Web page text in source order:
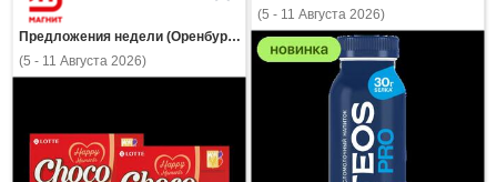
(5 - 11 Августа 2026)
Предложения недели (Оренбургская область)
(5 - 11 Августа 2026)